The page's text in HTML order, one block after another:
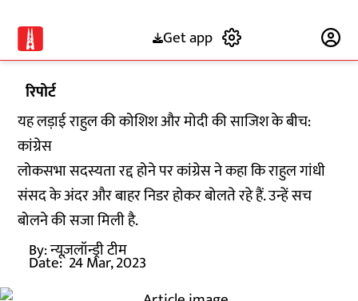
Get app
रिपोर्ट
यह लड़ाई राहुल की कोशिश और मोदी की साजिश के बीच:
कांग्रेस
लोकसभा सदस्यता रद्द होने पर कांग्रेस ने कहा कि राहुल गांधी
संसद के अंदर और बाहर निडर होकर बोलते रहे हैं. उन्हें सच
बोलने की सजा मिली है.
By:न्यूज़लॉन्ड्री टीम
Date: 24 Mar, 2023